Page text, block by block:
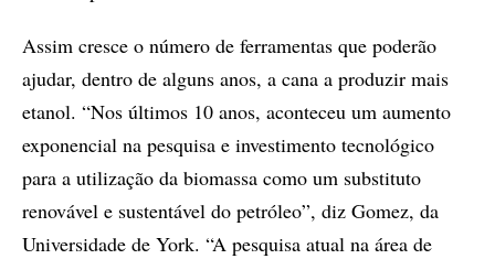
Assim cresce o número de ferramentas que poderão
ajudar, dentro de alguns anos, a cana a produzir mais
etanol. “Nos últimos 10 anos, aconteceu um aumento
exponencial na pesquisa e investimento tecnológico
para a utilização da biomassa como um substituto
renovável e sustentável do petróleo”, diz Gomez, da
Universidade de York. “A pesquisa atual na área de